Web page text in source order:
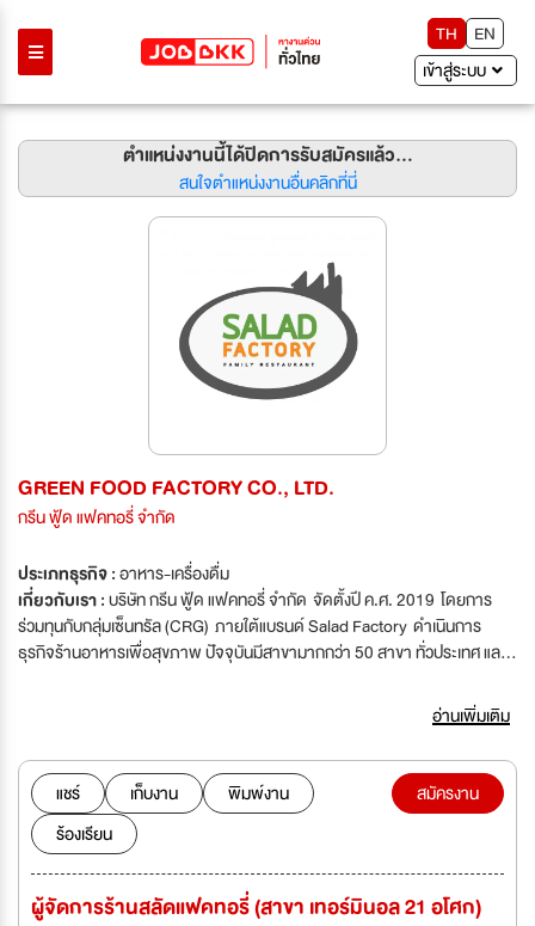
TH
EN
เข้าสู่ระบบ
ตำแหน่งงานนี้ได้ปิดการรับสมัครแล้ว...
สนใจตำแหน่งงานอื่นคลิกที่นี่
GREEN FOOD FACTORY CO., LTD.
กรีน ฟู้ด แฟคทอรี่ จำกัด
ประเภทธุรกิจ :อาหาร-เครื่องดื่ม
เกี่ยวกับเรา :บริษัท กรีน ฟู้ด แฟคทอรี่ จำกัด จัดตั้งปี ค.ศ. 2019 โดยการ
ร่วมทุนกับกลุ่มเซ็นทรัล (CRG) ภายใต้แบรนด์ Salad Factory ดำเนินการ
ธุรกิจร้านอาหารเพื่อสุขภาพ ปัจจุบันมีสาขามากกว่า 50 สาขา ทั่วประเทศ และ
และช่องทางการขายเพิ่มขึ้น รองรับสถานการณ์ปัจจุบันและตอบสนองความ
อ่านเพิ่มเติม
แชร์ เก็บงาน
พิมพ์งาน
ร้องเรียน
สมัครงาน
ผู้จัดการร้านสลัดแฟคทอรี่ (สาขา เทอร์มินอล 21​ อโศก)